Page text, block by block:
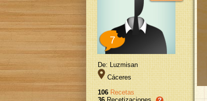
7
De: Luzmisan
Cáceres
106 Recetas